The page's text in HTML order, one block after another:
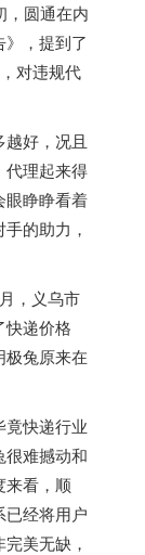
，圆通在内
，提到了
对违规代
好，况且
代理起来得
眼睁睁看着
的助力，
，义乌市
快递价格
极兔原来在
竟快递行业
很难撼动和
来看，顺
已经将用户
美无缺，